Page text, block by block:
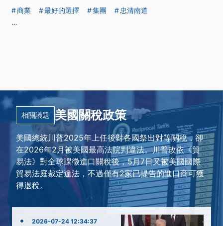
商業
最好的選擇 集團
忠清南道
...
相關議題 美國關稅政策
美國總統川普2025年上任後對各國祭出對等關稅，卻
在2026年2月被美國最高法院判違法。川普改依《貿
易法》對全球課徵進口關稅後，5月7日又被美國國際
貿易法庭裁定違法，不過僅有2家已提告的進口商可獲
得退稅。
2026-07-24 12:34:37